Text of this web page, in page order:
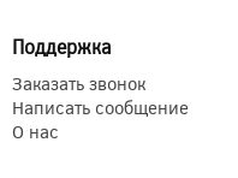
Поддержка
Заказать звонок
Написать сообщение
О нас